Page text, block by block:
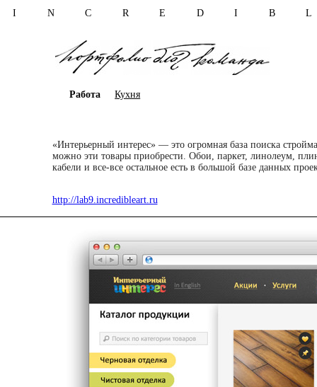
N C R E D I B
Работа Кухня
«Интерьерный интерес» — это огромная база поиска
можно эти товары приобрести. Обои, паркет, линолеум,
кабели и все-все остальное есть в большой базе данных
http://lab9.incredibleart.ru